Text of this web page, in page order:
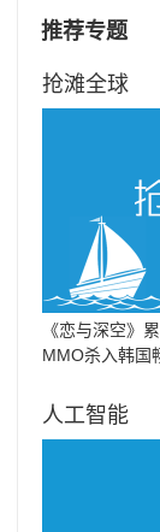
推荐专题
抢滩全球
《恋与深空》
MMO杀入韩国
人工智能